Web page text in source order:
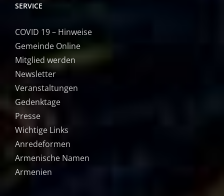
SERVICE
COVID 19 – Hinweise
Gemeinde Online
Mitglied werden
Newsletter
Veranstaltungen
Gedenktage
Presse
Wichtige Links
Anredeformen
Armenische Namen
Armenien